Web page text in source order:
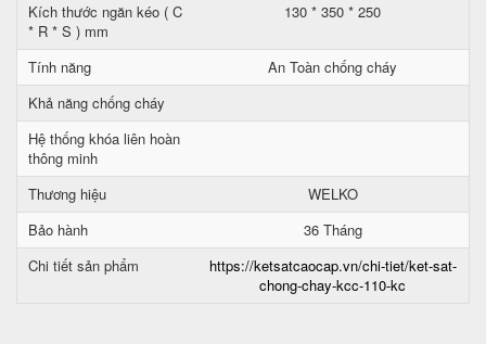
Kích thước ngăn kéo ( C
* R * S ) mm
130 * 350 * 250
Tính năng
An Toàn chống cháy
Khả năng chống cháy
Hệ thống khóa liên hoàn
thông minh
Thương hiệu
WELKO
Bảo hành
36 Tháng
Chi tiết sản phẩm
https://ketsatcaocap.vn/chi-tiet/ket-sat-
chong-chay-kcc-110-kc